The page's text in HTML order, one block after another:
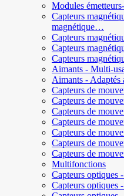
Modules
Capteurs
magnétique…
Capteurs
Capteurs
Capteurs
Aimants - Multi-
Aimants - Adaptés
Capteurs de
Capteurs de
Capteurs de
Capteurs de
Capteurs de
Capteurs de
Capteurs de
Multifonctions
Capteurs optiques
Capteurs optiques